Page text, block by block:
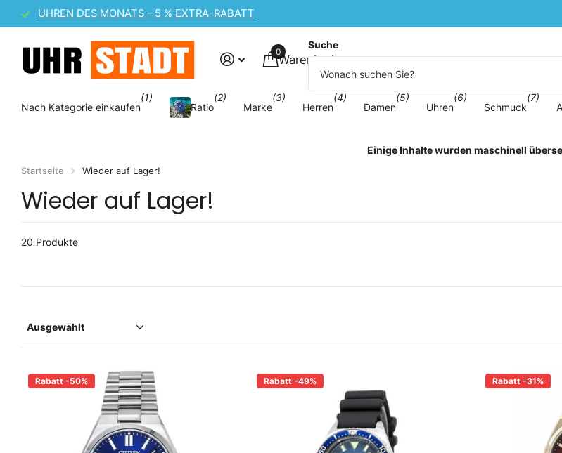
UHREN DES MONATS – 5 % EXTRA-RABATT
Suche
Warenkorb
0
Nach Kategorie einkaufen
(1)
Ratio
(2)
Marke
(3)
Herren
(4)
Damen
(5)
Uhren
(6)
Schmuck
(7)
Einige Inhalte wurden maschinell
Startseite Wieder auf Lager!
Wieder auf Lager!
20 Produkte
Rabatt -50% Rabatt -49% Rabatt -31%